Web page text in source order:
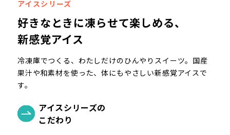
アイスシリーズ
好きなときに凍らせて楽しめる、
新感覚アイス
冷凍庫でつくる、わたしだけのひんやりスイーツ。国産
果汁や和素材を使った、体にもやさしい新感覚アイスで
す。
アイスシリーズの
こだわり